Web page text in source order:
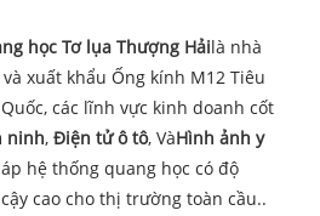
học Tơ lụa Thượng Hảilà nhà
xuất khẩu Ống kính M12 Tiêu
các lĩnh vực kinh doanh cốt
ninh,Điện tử ô tô, VàHình ảnh y
hệ thống quang học có độ
cao cho thị trường toàn cầu..